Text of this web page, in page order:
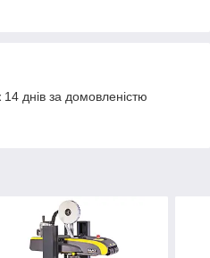
днів за домовленістю